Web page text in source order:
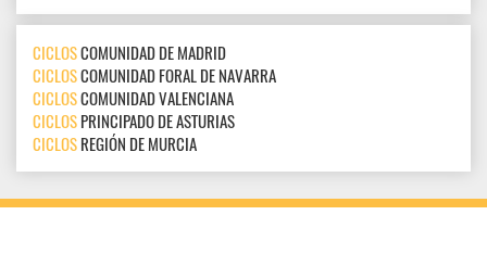
CICLOSCOMUNIDAD DE MADRID
CICLOSCOMUNIDAD FORAL DE NAVARRA
CICLOSCOMUNIDAD VALENCIANA
CICLOSPRINCIPADO DE ASTURIAS
CICLOSREGIÓN DE MURCIA